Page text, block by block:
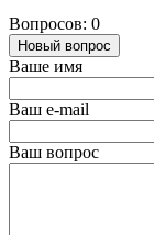
Вопросов: 0
Новый вопрос
Ваше имя
Ваш e-mail
Ваш вопрос